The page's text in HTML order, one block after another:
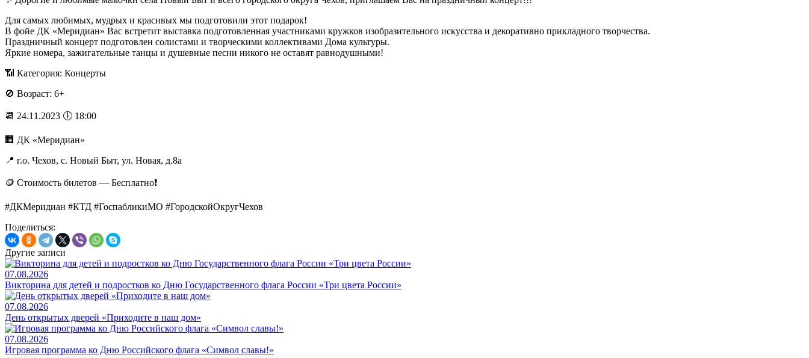
Для самых любимых, мудрых и красивых мы подготовили этот подарок!
В фойе ДК «Меридиан» Вас встретит выставка подготовленная участниками кружков изобразительного искусства и декоративно прикладного творчества.
Праздничный концерт подготовлен солистами и творческими коллективами Дома культуры.
Яркие номера, зажигательные танцы и душевные песни никого не оставят равнодушными!
📶 Категория: Концерты
🚫 Возраст: 6+
📆 24.11.2023 🕕 18:00
🏢 ДК «Меридиан»
📍 г.о. Чехов, с. Новый Быт, ул. Новая, д.8а
🪙 Стоимость билетов — Бесплатно❗️
#ДКМеридиан #КТД #ГоспабликиМО #ГородскойОкругЧехов
Поделиться:
Другие записи
07.08.2026
Викторина для детей и подростков ко Дню Государственного флага России «Три цвета России»
07.08.2026
День открытых дверей «Приходите в наш дом»
07.08.2026
Игровая программа ко Дню Российского флага «Символ славы!»